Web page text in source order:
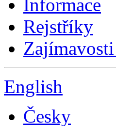
Informace
Rejstříky
English
Česky